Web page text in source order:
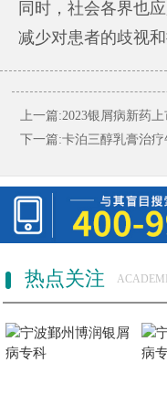
同时，社会各界也
减少对患者的歧视和
上一篇:2023银屑病新药上
下一篇:卡泊三醇乳膏治疗
热点关注